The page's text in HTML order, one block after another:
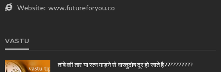
Website: www.futureforyou.co
VASTU
तांबे की तार या रत्न गाड़ने से वास्तुदोष दूर हो जाते है??????????